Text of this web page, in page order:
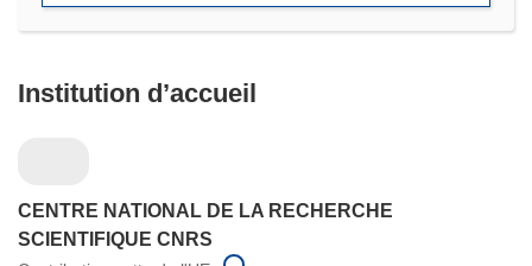
Institution d’accueil
CENTRE NATIONAL DE LA RECHERCHE
SCIENTIFIQUE CNRS